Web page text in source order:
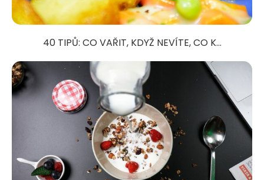
40 TIPŮ: CO VAŘIT, KDYŽ NEVÍTE, CO K...